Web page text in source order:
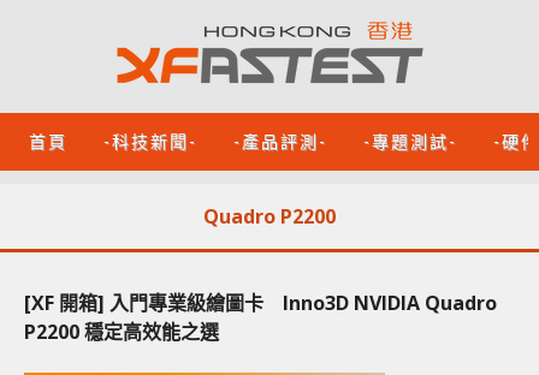
首頁 -科技新聞- -產品評測- -專題測試- -硬
Quadro P2200
[XF 開箱] 入門專業級繪圖卡 Inno3D NVIDIA Quadro
P2200 穩定高效能之選